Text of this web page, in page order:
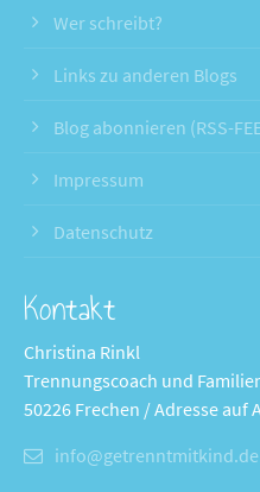
Wer schreibt?
Links zu anderen Blogs
Blog abonnieren (RSS-
Impressum
Datenschutz
Kontakt
Christina Rinkl
Trennungscoach und
50226 Frechen / Adresse auf
info@getrenntmitkind.de